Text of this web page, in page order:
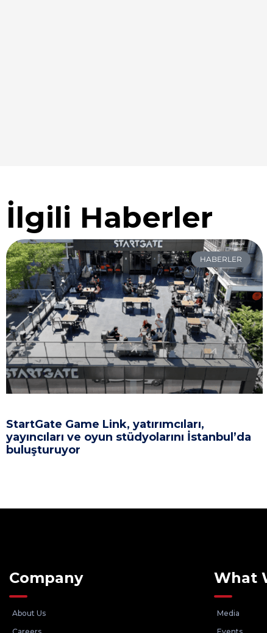
İlgili Haberler
HABERLER
StartGate Game Link, yatırımcıları,
yayıncıları ve oyun stüdyolarını İstanbul’da
buluşturuyor
Company
About Us
What
Media